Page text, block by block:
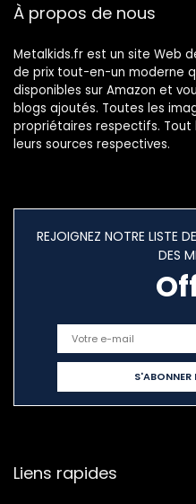
À propos de nous
Metalkids.fr est un site Web
de prix tout-en-un moderne
disponibles sur Amazon et
blogs ajoutés. Toutes les
propriétaires respectifs.
leurs sources respectives.
REJOIGNEZ NOTRE LISTE
DES
Liens rapides